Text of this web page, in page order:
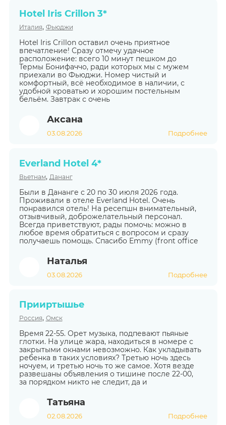
Hotel Iris Crillon 3*
Италия, Фьюджи
Hotel Iris Crillon оставил очень приятное
впечатление! Сразу отмечу удачное
расположение: всего 10 минут пешком до
Термы Бонифаччо, ради которых мы с мужем
приехали во Фьюджи. Номер чистый и
комфортный, всё необходимое в наличии, с
удобной кроватью и хорошим постельным
бельём. Завтрак с очень
Аксана
03.08.2026 Подробнее
Everland Hotel 4*
Вьетнам, Дананг
Были в Дананге с 20 по 30 июля 2026 года.
Проживали в отеле Everland Hotel. Очень
понравился отель! На ресепшн внимательный,
отзывчивый, доброжелательный персонал.
Всегда приветствуют, рады помочь: можно в
любое время обратиться с вопросом и сразу
получаешь помощь. Спасибо Emmy (front office
Наталья
03.08.2026 Подробнее
Прииртышье
Россия, Омск
Время 22-55. Орет музыка, подпевают пьяные
глотки. На улице жара, находиться в номере с
закрытыми окнами невозможно. Как укладывать
ребенка в таких условиях? Третью ночь здесь
ночуем, и третью ночь то же самое. Хотя везде
развешаны объявления о тишине после 22-00,
за порядком никто не следит, да и
Татьяна
02.08.2026 Подробнее